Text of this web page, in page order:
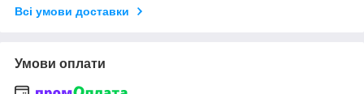
Всі умови доставки
Умови оплати